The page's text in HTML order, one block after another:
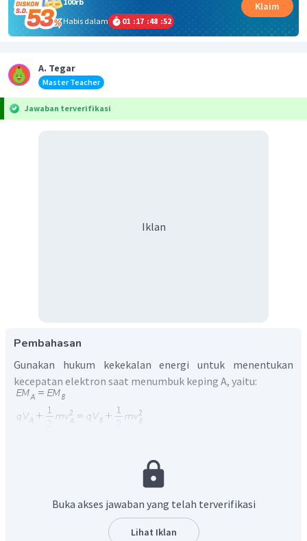
Habis dalam
01 :17 :48 :51
Klaim
A. Tegar
Master Teacher
Jawaban terverifikasi
Iklan
Pembahasan
Gunakan hukum kekekalan energi untuk menentukan
kecepatan elektron saat menumbuk keping A, yaitu:
Buka akses jawaban yang telah terverifikasi
Lihat Iklan